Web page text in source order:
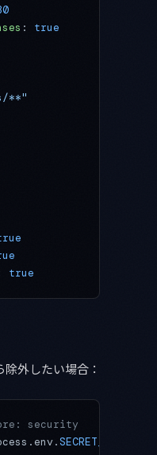
: true
**"
true
外したい場合：
security
SECRET_KEY